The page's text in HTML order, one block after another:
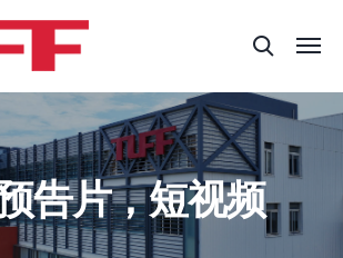
告片，短视频